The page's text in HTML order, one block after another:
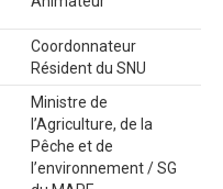
Coordonnateur
Résident du SNU
Ministre de
l’Agriculture, de la
Pêche et de
l’environnement / SG